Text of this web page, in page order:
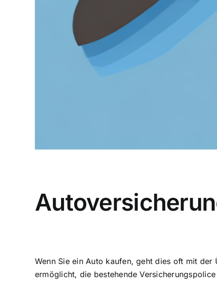
Wenn Sie ein Auto kaufen, geht dies oft mit der
ermöglicht, die bestehende